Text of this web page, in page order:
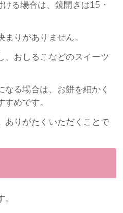
る場合は、鏡開きは15・
りがありません。
、おしるこなどのスイーツ
なる場合は、お餅を細かく
めです。
ありがたくいただくことで